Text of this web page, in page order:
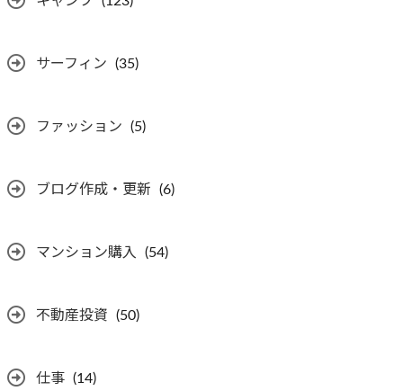
サーフィン (35)
ファッション (5)
ブログ作成・更新 (6)
マンション購入 (54)
不動産投資 (50)
仕事 (14)